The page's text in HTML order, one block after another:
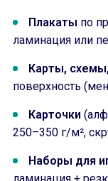
Плакаты по
ламинация или
Карты,
поверхность
Карточки
250–350 г/м²,
Наборы для